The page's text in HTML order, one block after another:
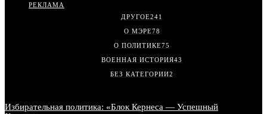
РЕКЛАМА
ДРУГОЕ241
О МЭРЕ78
О ПОЛИТИКЕ75
ВОЕННАЯ ИСТОРИЯ43
БЕЗ КАТЕГОРИИ2
Избирательная политика: «Блок Кернеса — Успешный